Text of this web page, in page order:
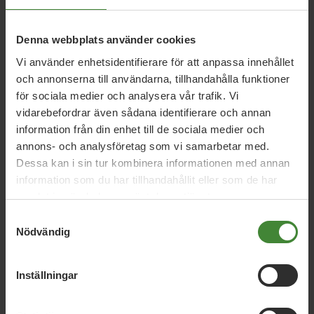
Denna webbplats använder cookies
Vi använder enhetsidentifierare för att anpassa innehållet
och annonserna till användarna, tillhandahålla funktioner
för sociala medier och analysera vår trafik. Vi
vidarebefordrar även sådana identifierare och annan
information från din enhet till de sociala medier och
annons- och analysföretag som vi samarbetar med.
Dessa kan i sin tur kombinera informationen med annan
information som du har tillhandahållit eller som de har
samlat in när du har använt deras tjänster.
Nödvändig
Inställningar
23 mars 2023
Förbjud greenwashing och stärk
konsumentens rätt att reparera
14 december 2022
Regeringen måste ta striden för vår natur
MP: Oerhört svagt av regeringen